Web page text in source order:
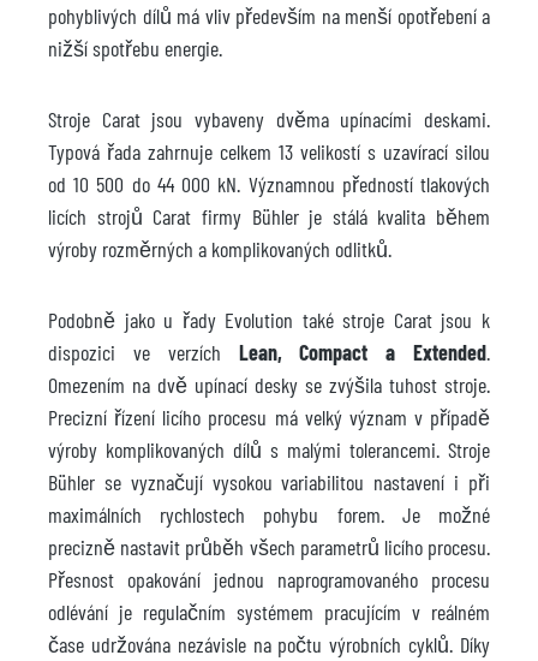
pohyblivých dílů má vliv především na menší opotřebení a
nižší spotřebu energie.
Stroje Carat jsou vybaveny dvěma upínacími deskami.
Typová řada zahrnuje celkem 13 velikostí s uzavírací silou
od 10 500 do 44 000 kN. Významnou předností tlakových
licích strojů Carat firmy Bühler je stálá kvalita během
výroby rozměrných a komplikovaných odlitků.
Podobně jako u řady Evolution také stroje Carat jsou k
dispozici ve verzích Lean, Compact a Extended.
Omezením na dvě upínací desky se zvýšila tuhost stroje.
Precizní řízení licího procesu má velký význam v případě
výroby komplikovaných dílů s malými tolerancemi. Stroje
Bühler se vyznačují vysokou variabilitou nastavení i při
maximálních rychlostech pohybu forem. Je možné
precizně nastavit průběh všech parametrů licího procesu.
Přesnost opakování jednou naprogramovaného procesu
odlévání je regulačním systémem pracujícím v reálném
čase udržována nezávisle na počtu výrobních cyklů. Díky